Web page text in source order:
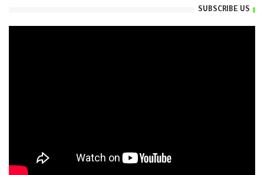
SUBSCRIBE US